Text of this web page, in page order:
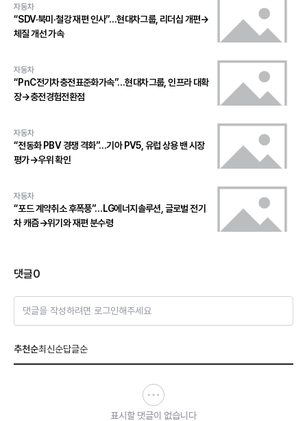
자동차
“SDV·북미·철강 재편 인사”…현대차그룹, 리더십 개편→
체질 개선 가속
자동차
“PnC전기차충전표준화가속”…현대차그룹, 인프라 대확
장→충전경험전환점
자동차
“전동화 PBV 경쟁 격화”…기아 PV5, 유럽 상용 밴 시장
평가→우위 확인
자동차
“포드 계약취소 후폭풍”…LG에너지솔루션, 글로벌 전기
차 캐즘→위기와 재편 분수령
댓글0
댓글을 작성하려면 로그인해주세요
추천순최신순답글순
표시할 댓글이 없습니다